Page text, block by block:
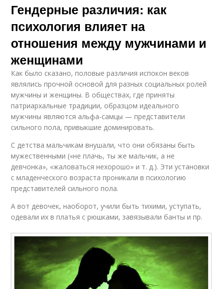
Гендерные различия: как
психология влияет на
отношения между мужчинами и
женщинами
Как было сказано, половые различия испокон веков
являлись прочной основой для разных социальных ролей
мужчины и женщины. В обществах, где приняты
патриархальные традиции, образцом идеального
мужчины являются альфа-самцы — представители
сильного пола, привыкшие доминировать.
С детства мальчикам внушали, что они обязаны быть
мужественными («не плачь, ты же мальчик, а не
девчонка», «жаловаться нехорошо» и т. д.). Эти установки
с младенческого возраста проникали в психологию
представителей сильного пола.
А вот девочек, наоборот, учили быть тихими, уступать,
одевали их в платья с рюшками, завязывали банты и пр.